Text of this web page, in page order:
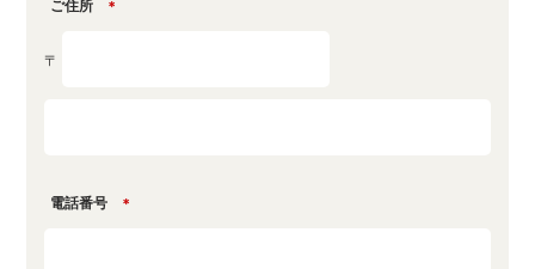
ご住所 ＊
〒
電話番号 ＊